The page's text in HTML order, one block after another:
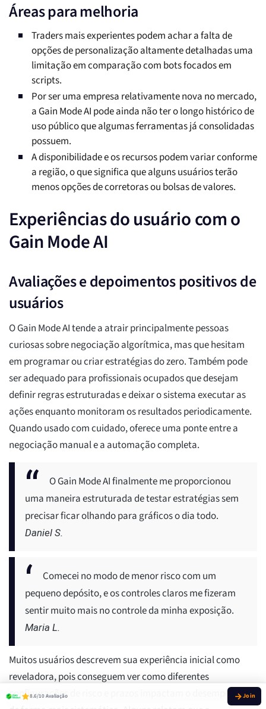
Áreas para melhoria
Traders mais experientes podem achar a falta de
opções de personalização altamente detalhadas uma
limitação em comparação com bots focados em
scripts.
Por ser uma empresa relativamente nova no mercado,
a Gain Mode AI pode ainda não ter o longo histórico de
uso público que algumas ferramentas já consolidadas
possuem.
A disponibilidade e os recursos podem variar conforme
a região, o que significa que alguns usuários terão
menos opções de corretoras ou bolsas de valores.
Experiências do usuário com o
Gain Mode AI
Avaliações e depoimentos positivos de
usuários
O Gain Mode AI tende a atrair principalmente pessoas
curiosas sobre negociação algorítmica, mas que hesitam
em programar ou criar estratégias do zero. Também pode
ser adequado para profissionais ocupados que desejam
definir regras estruturadas e deixar o sistema executar as
ações enquanto monitoram os resultados periodicamente.
Quando usado com cuidado, oferece uma ponte entre a
negociação manual e a automação completa.
O Gain Mode AI finalmente me proporcionou
uma maneira estruturada de testar estratégias sem
precisar ficar olhando para gráficos o dia todo.
Daniel S.
Comecei no modo de menor risco com um
pequeno depósito, e os controles claros me fizeram
sentir muito mais no controle da minha exposição.
Maria L.
Muitos usuários descrevem sua experiência inicial como
reveladora, pois conseguem ver como diferentes
configurações de risco e prazos impactam o desempenho
8.6/10 Avaliação